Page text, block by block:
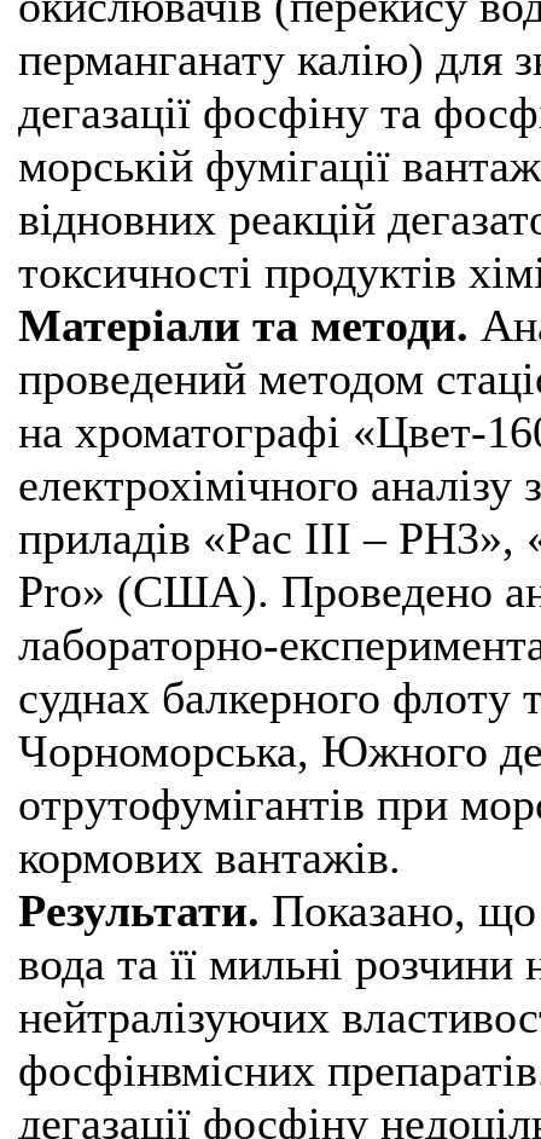
перманганату калію) для
дегазації фосфіну та
морській фумігації
відновних реакцій
токсичності продуктів
Матеріали та методи.
проведений методом
на хроматографі «Цвет-
електрохімічного
приладів «Pac III –
Pro» (США). Проведено
лабораторно-
суднах балкерного флоту
Чорноморська, Южного
отрутофумігантів при
кормових вантажів.
Результати. Показано,
вода та її мильні
нейтралізуючих
фосфінвмісних
дегазації фосфіну